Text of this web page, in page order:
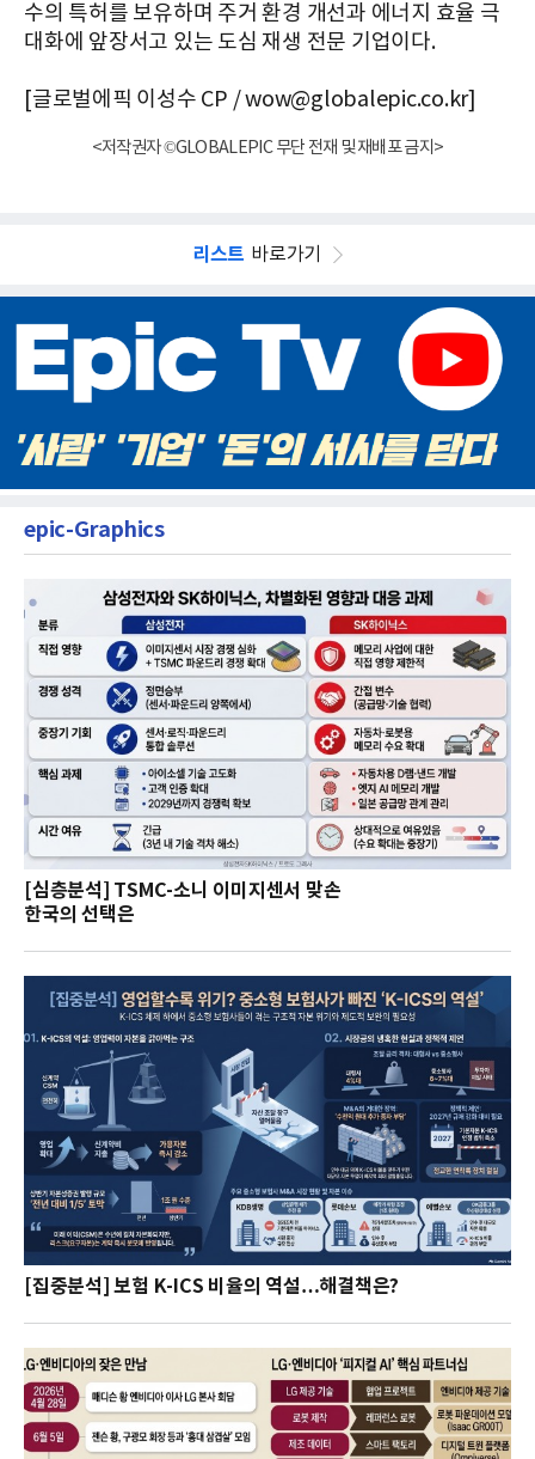
수의 특허를 보유하며 주거 환경 개선과 에너지 효율 극
대화에 앞장서고 있는 도심 재생 전문 기업이다.
[글로벌에픽 이성수 CP / wow@globalepic.co.kr]
<저작권자 ©GLOBALEPIC 무단 전재 및 재배포 금지>
리스트 바로가기
epic-Graphics
[심층분석] TSMC-소니 이미지센서 맞손
한국의 선택은
[집중분석] 보험 K-ICS 비율의 역설…해결책은?